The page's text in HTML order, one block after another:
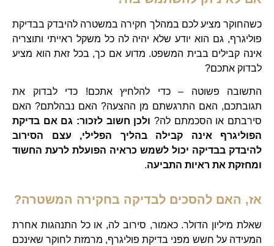
כשהחוקר מציע לכם במהלך חקירה במשטרה להיבדק בבדיקת
פוליגרף, גם הוא יודע שלא יהיה לה כל משקל ראייתי ותוצריה
אינה קבילים בבית המשפט. מדוע אם כך, בכל זאת הוא מציע
לבדוק אתכם?
התשובה פשוטה – כדי להלחיץ אתכם! כדי לבדוק את
תגובתכם, האם התרגשתם מן ההצעה? האם נבהלתם? האם
סירבתם או הסכמתם לה? ולכן חשוב לזכור: גם אם בדיקת
הפוליגרף אינה קבילה בהליך הפלילי, עצם הסירוב
להיבדק בבדיקה יכול לשמש כראיה הפועלת לרעת החשוד
ומחזקת את ראיות התביעה.
אז, האם להסכים לבדיקה בחקירה המשטרה?
שאלת מיליון הדולר. כאמור, סירוב לה, או כל התנהגות אחרת
המעידה על חשש מפני בדיקת פוליגרף, מרמזת לחוקר שאינכם